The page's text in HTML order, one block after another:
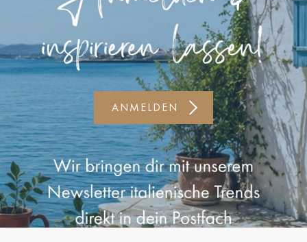
Leipzig
Lindau
Münster
Oldenburg
Potsdam
Rostock
ANMELDEN